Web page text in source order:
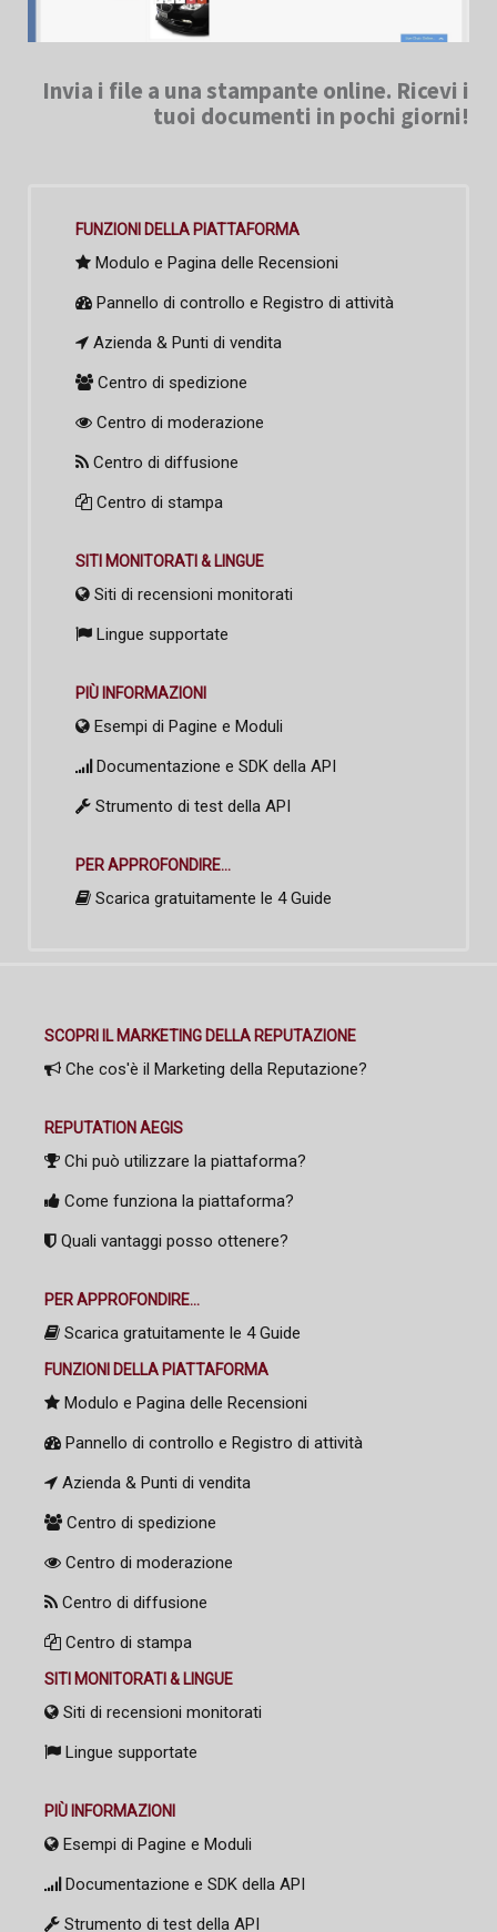
Invia i file a una stampante online. Ricevi i
tuoi documenti in pochi giorni!
FUNZIONI DELLA PIATTAFORMA
Modulo e Pagina delle Recensioni
Pannello di controllo e Registro di attività
Azienda & Punti di vendita
Centro di spedizione
Centro di moderazione
Centro di diffusione
Centro di stampa
SITI MONITORATI & LINGUE
Siti di recensioni monitorati
Lingue supportate
PIÙ INFORMAZIONI
Esempi di Pagine e Moduli
Documentazione e SDK della API
Strumento di test della API
PER APPROFONDIRE...
Scarica gratuitamente le 4 Guide
SCOPRI IL MARKETING DELLA REPUTAZIONE
Che cos'è il Marketing della Reputazione?
REPUTATION AEGIS
Chi può utilizzare la piattaforma?
Come funziona la piattaforma?
Quali vantaggi posso ottenere?
PER APPROFONDIRE...
Scarica gratuitamente le 4 Guide
FUNZIONI DELLA PIATTAFORMA
Modulo e Pagina delle Recensioni
Pannello di controllo e Registro di attività
Azienda & Punti di vendita
Centro di spedizione
Centro di moderazione
Centro di diffusione
Centro di stampa
SITI MONITORATI & LINGUE
Siti di recensioni monitorati
Lingue supportate
PIÙ INFORMAZIONI
Esempi di Pagine e Moduli
Documentazione e SDK della API
Strumento di test della API